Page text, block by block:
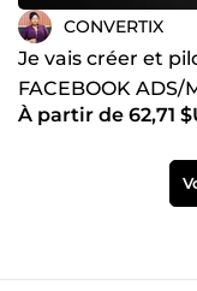
CONVERTIX
Je vais créer et
FACEBOOK ADS/
À partir de 62,71